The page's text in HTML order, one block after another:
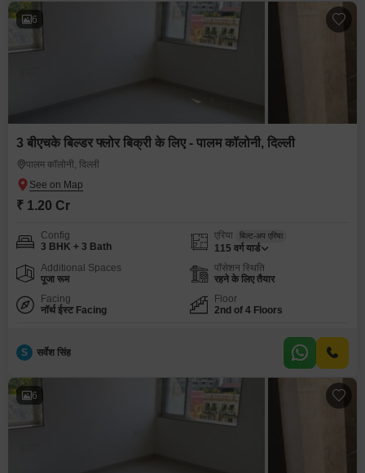
6
3 बीएचके बिल्डर फ्लोर बिक्री के लिए - पालम कॉलोनी, दिल्ली
पालम कॉलोनी, दिल्ली
₹ 1.20 Cr
Config
3 BHK + 3 Bath
एरिया बिल्ट-अप एरिया
115 वर्ग यार्ड
Additional Spaces
पूजा रूम
पॉसेशन स्थिति
रहने के लिए तैयार
Facing
नॉर्थ ईस्ट Facing
Floor
2nd of 4 Floors
S सर्वेश सिंह
6